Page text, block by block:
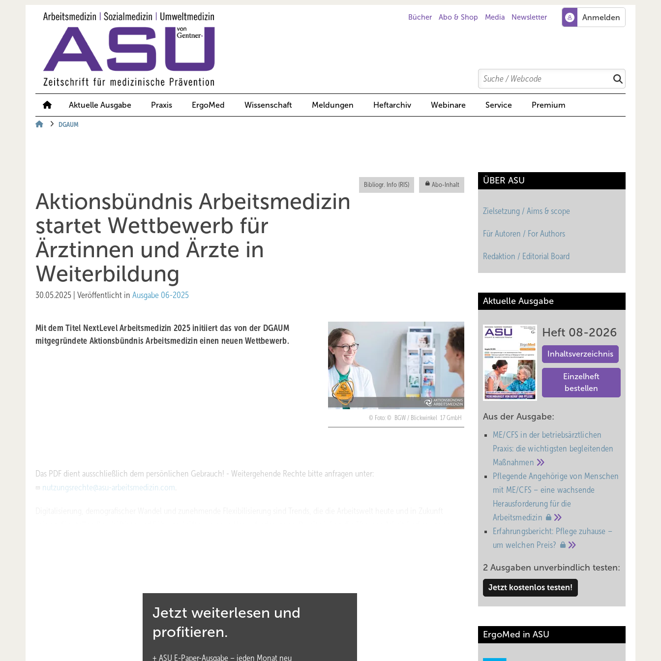
Bücher Abo & Shop Media Newsletter
Search
Suchen
Aktuelle Ausgabe Praxis ErgoMed Wissenschaft Meldungen Heftarchiv Webinare Service Premium
DGAUM
Bibliogr. Info (RIS) Abo-Inhalt
Aktionsbündnis Arbeitsmedizin
startet Wettbewerb für
Ärztinnen und Ärzte in
Weiterbildung
30.05.2025 Veröffentlicht in Ausgabe 06-2025
Foto: © BGW / Blickwinkel 17 GmbH
Mit dem Titel NextLevel Arbeitsmedizin 2025 initiiert das von der DGAUM
mitgegründete ­Aktionsbündnis Arbeitsmedizin einen neuen Wettbewerb.
Das PDF dient ausschließlich dem persönlichen Gebrauch! - Weitergehende Rechte bitte anfragen unter:
nutzungsrechte@asu-arbeitsmedizin.com.
Eingereicht werden können Projekte aus vier Themenfeldern:
Jetzt weiterlesen und
profitieren.
+ ASU E-Paper-Ausgabe – jeden Monat neu
ÜBER ASU
Zielsetzung / Aims & scope
Für Autoren / For Authors
Redaktion / Editorial Board
Aktuelle Ausgabe
Heft 08-2026
Inhaltsverzeichnis
Einzelheft
bestellen
Aus der Ausgabe:
ME/CFS in der betriebsärztlichen
Praxis: die wichtigsten begleitenden
Maßnahmen
Pflegende Angehörige von Menschen
mit ME/CFS – eine wachsende
Heraus­forderung für die
Arbeitsmedizin
Erfahrungsbericht: Pflege zuhause –
um welchen Preis?
2 Ausgaben unverbindlich testen:
Jetzt kostenlos testen!
ErgoMed in ASU